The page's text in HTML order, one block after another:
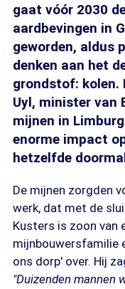
gaat vóór 2030
aardbevingen in
geworden, aldus
denken aan het
grondstof: kolen.
Uyl, minister van
mijnen in
enorme impact
hetzelfde
De mijnen zorgden
werk, dat met de
Kusters is zoon van
mijnbouwersfamilie
ons dorp' over. Hij
"Duizenden mannen